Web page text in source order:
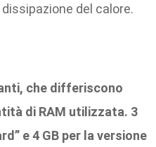
del calore.
che differiscono
di RAM utilizzata. 3
e 4 GB per la versione